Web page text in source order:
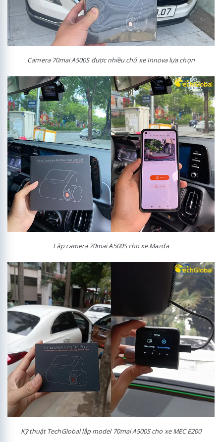
Camera 70mai A500S được nhiều chủ xe Innova lựa chọn
Lắp camera 70mai A500S cho xe Mazda
Kỹ thuật TechGlobal lắp model 70mai A500S cho xe MEC E200